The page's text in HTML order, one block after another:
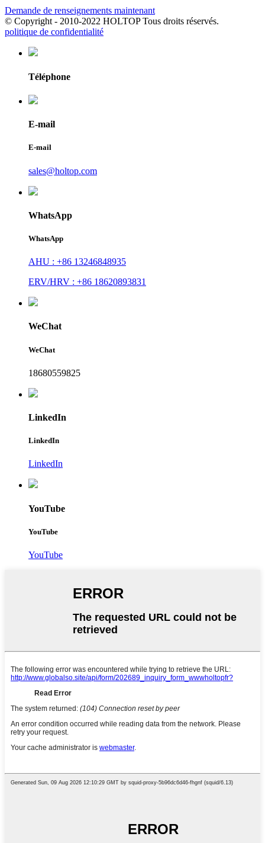
Demande de renseignements maintenant
© Copyright - 2010-2022 HOLTOP Tous droits réservés.
politique de confidentialité
Téléphone
E-mail
E-mail
sales@holtop.com
WhatsApp
WhatsApp
AHU : +86 13246848935
ERV/HRV : +86 18620893831
WeChat
WeChat
18680559825
LinkedIn
LinkedIn
LinkedIn
YouTube
YouTube
YouTube